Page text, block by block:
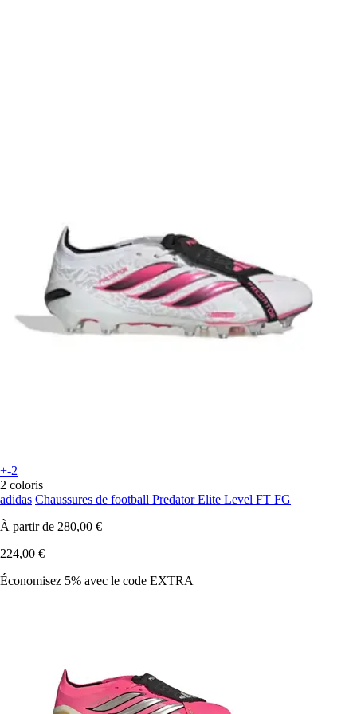
+-2
2 coloris
adidas Chaussures de football Predator Elite Level FT FG
À partir de 280,00 €
224,00 €
Économisez 5% avec le code EXTRA